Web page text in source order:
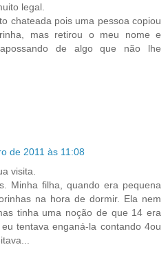
legal.
chateada pois uma pessoa copiou
mas retirou o meu nome e
de algo que não lhe
de 2011 às 11:08
visita.
Minha filha, quando era pequena
na hora de dormir. Ela nem
tinha uma noção de que 14 era
tentava enganá-la contando 4ou